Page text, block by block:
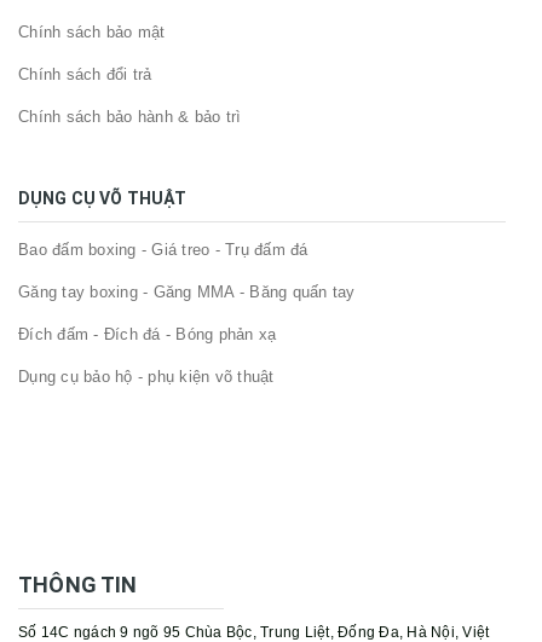
Chính sách bảo mật
Chính sách đổi trả
Chính sách bảo hành & bảo trì
DỤNG CỤ VÕ THUẬT
Bao đấm boxing - Giá treo - Trụ đấm đá
Găng tay boxing - Găng MMA - Băng quấn tay
Đích đấm - Đích đá - Bóng phản xạ
Dụng cụ bảo hộ - phụ kiện võ thuật
THÔNG TIN
Số 14C ngách 9 ngõ 95 Chùa Bộc, Trung Liệt, Đống Đa, Hà Nội, Việt